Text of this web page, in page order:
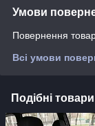
Умови
Повернення
Всі умови
Подібні